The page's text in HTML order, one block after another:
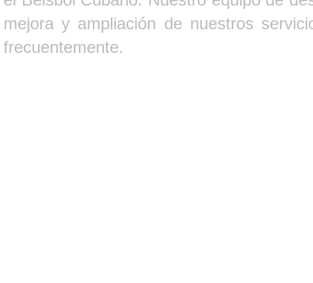
mejora y ampliación de nuestros
frecuentemente.